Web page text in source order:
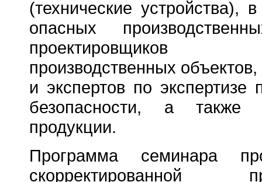
(технические устройства),
опасных
производственных
и экспертов по
безопасности, а также
продукции.
Программа семинара
скорректированной